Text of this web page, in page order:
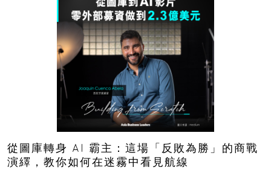
從圖庫轉身 AI 霸主：這場「反敗為勝」的商戰
演繹，教你如何在迷霧中看見航線